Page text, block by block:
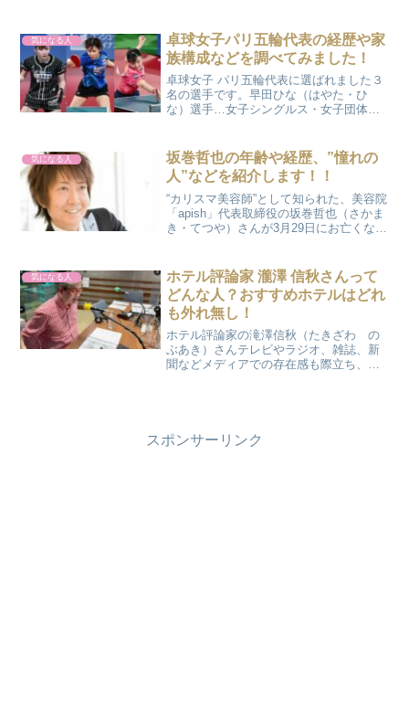
【夢の記念日】 くぼしま りおさんについ
てくぼしま ...
気になる人
卓球女子パリ五輪代表の経歴や家
族構成などを調べてみました！
卓球女子 パリ五輪代表に選ばれました３
名の選手です。早田ひな（はやた・ひ
な）選手…女子シングルス・女子団体・
和（はりもと・みわ）選手…女子団体そ
れぞれの経歴や家族構成な...
気になる人
坂巻哲也の年齢や経歴、”憧れの
人”などを紹介します！！
“カリスマ美容師”として知られた、美容院
「apish」代表取締役の坂巻哲也（さかま
き・てつや）さんが3月29日にお亡くなり
坂巻さん…。ご家族やスタッフ、そして
ファンの...
気になる人
ホテル評論家 瀧澤 信秋さんって
どんな人？おすすめホテルはどれ
も外れ無し！
ホテル評論家の滝澤信秋（たきざわ の
ぶあき）さんテレビやラジオ、雑誌、新
聞などメディアでの存在感も際立ち、人
スポンサーリンク